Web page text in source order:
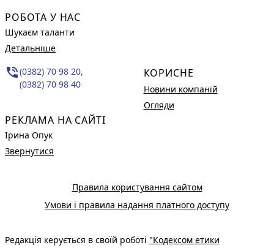
РОБОТА У НАС
Шукаєм таланти
Детальніше
phone_in_talk(0382) 70 98 20,
(0382) 70 98 40
РЕКЛАМА НА САЙТІ
Ірина Опук
Звернутися
КОРИСНЕ
Новини компаній
Огляди
Правила користування сайтом
Умови і правила надання платного доступу
Редакція керується в своїй роботі "Кодексом етики